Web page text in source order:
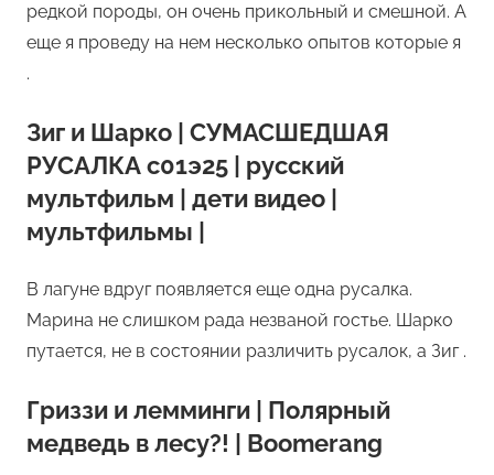
редкой породы, он очень прикольный и смешной. А
еще я проведу на нем несколько опытов которые я
.
Зиг и Шарко | СУМАСШЕДШАЯ
РУСАЛКА с01э25 | русский
мультфильм | дети видео |
мультфильмы |
В лагуне вдруг появляется еще одна русалка.
Марина не слишком рада незваной гостье. Шарко
путается, не в состоянии различить русалок, а Зиг .
Гриззи и лемминги | Полярный
медведь в лесу?! | Boomerang